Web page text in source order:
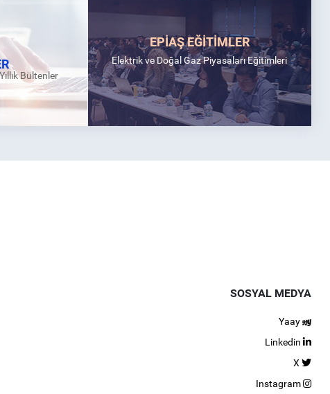
Bültenler
EPİAŞ EĞİTİMLER
Elektrik ve Doğal Gaz Piyasaları Eğitimleri
SOSYAL MEDYA
Yaay
Linkedin
X
Instagram